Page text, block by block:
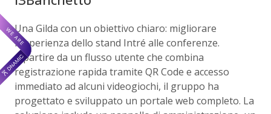
Una Gilda con un obiettivo chiaro: migliorare
l’esperienza dello stand Intré alle conferenze.
A partire da un flusso utente che combina
registrazione rapida tramite QR Code e accesso
immediato ad alcuni videogiochi, il gruppo ha
progettato e sviluppato un portale web completo. La